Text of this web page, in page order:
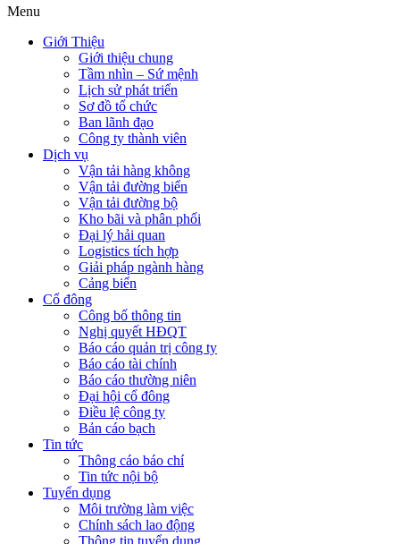
Menu
Giới Thiệu
Giới thiệu chung
Tầm nhìn – Sứ mệnh
Lịch sử phát triển
Sơ đồ tổ chức
Ban lãnh đạo
Công ty thành viên
Dịch vụ
Vận tải hàng không
Vận tải đường biển
Vận tải đường bộ
Kho bãi và phân phối
Đại lý hải quan
Logistics tích hợp
Giải pháp ngành hàng
Cảng biển
Cổ đông
Công bố thông tin
Nghị quyết HĐQT
Báo cáo quản trị công ty
Báo cáo tài chính
Báo cáo thường niên
Đại hội cổ đông
Điều lệ công ty
Bản cáo bạch
Tin tức
Thông cáo báo chí
Tin tức nội bộ
Tuyển dụng
Môi trường làm việc
Chính sách lao động
Thông tin tuyển dụng